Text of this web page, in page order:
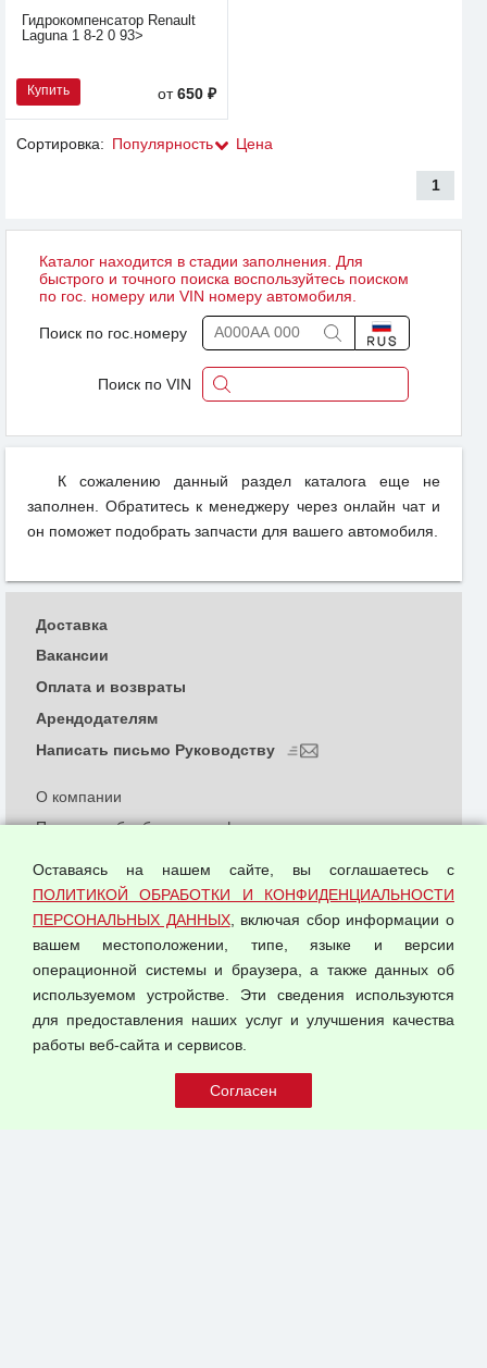
Гидрокомпенсатор Renault
Laguna 1 8-2 0 93>
Купить от650 ₽
Сортировка: Популярность Цена
1
Каталог находится в стадии заполнения. Для
быстрого и точного поиска воспользуйтесь поиском
по гос. номеру или VIN номеру автомобиля.
Поиск по гос.номеру
Поиск по VIN
К сожалению данный раздел каталога еще не
заполнен. Обратитесь к менеджеру через онлайн чат и
он поможет подобрать запчасти для вашего автомобиля.
© 2026 ООО "Феникс"
О компании
Политика обработки и конфиденциальности
Согласием на обработку персональных данных
Оферта оптовой купли-продажи
Публичная оферта
Доставка
Вакансии
Оплата и возвраты
Арендодателям
Написать письмо Руководству
Оставаясь на нашем сайте, вы соглашаетесь с
ПОЛИТИКОЙ ОБРАБОТКИ И КОНФИДЕНЦИАЛЬНОСТИ
ПЕРСОНАЛЬНЫХ ДАННЫХ, включая сбор информации о
вашем местоположении, типе, языке и версии
операционной системы и браузера, а также данных об
используемом устройстве. Эти сведения используются
для предоставления наших услуг и улучшения качества
работы веб-сайта и сервисов.